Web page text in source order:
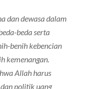
dan dewasa dalam
beda serta
benih kebencian
kemenangan.
Allah harus
politik uang